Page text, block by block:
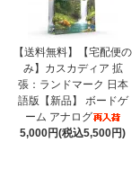
【送料無料】【宅配便の
み】カスカディア 拡
張：ランドマーク 日本
語版【新品】 ボードゲ
ーム アナログ
5,000円(税込5,500円)